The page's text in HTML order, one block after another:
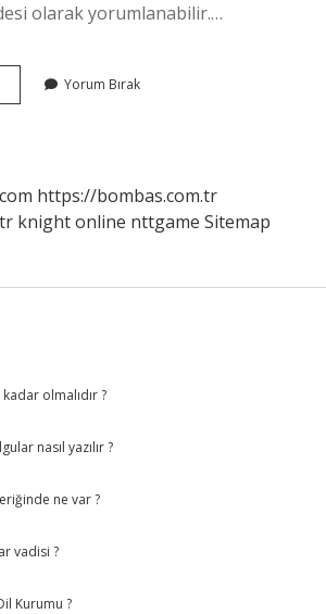
olarak yorumlanabilir.…
Hoşlanan Yorum Bırak
https://bombas.com.tr
knight online nttgame Sitemap
olmalıdır ?
nasıl yazılır ?
ne var ?
vadisi ?
Kurumu ?